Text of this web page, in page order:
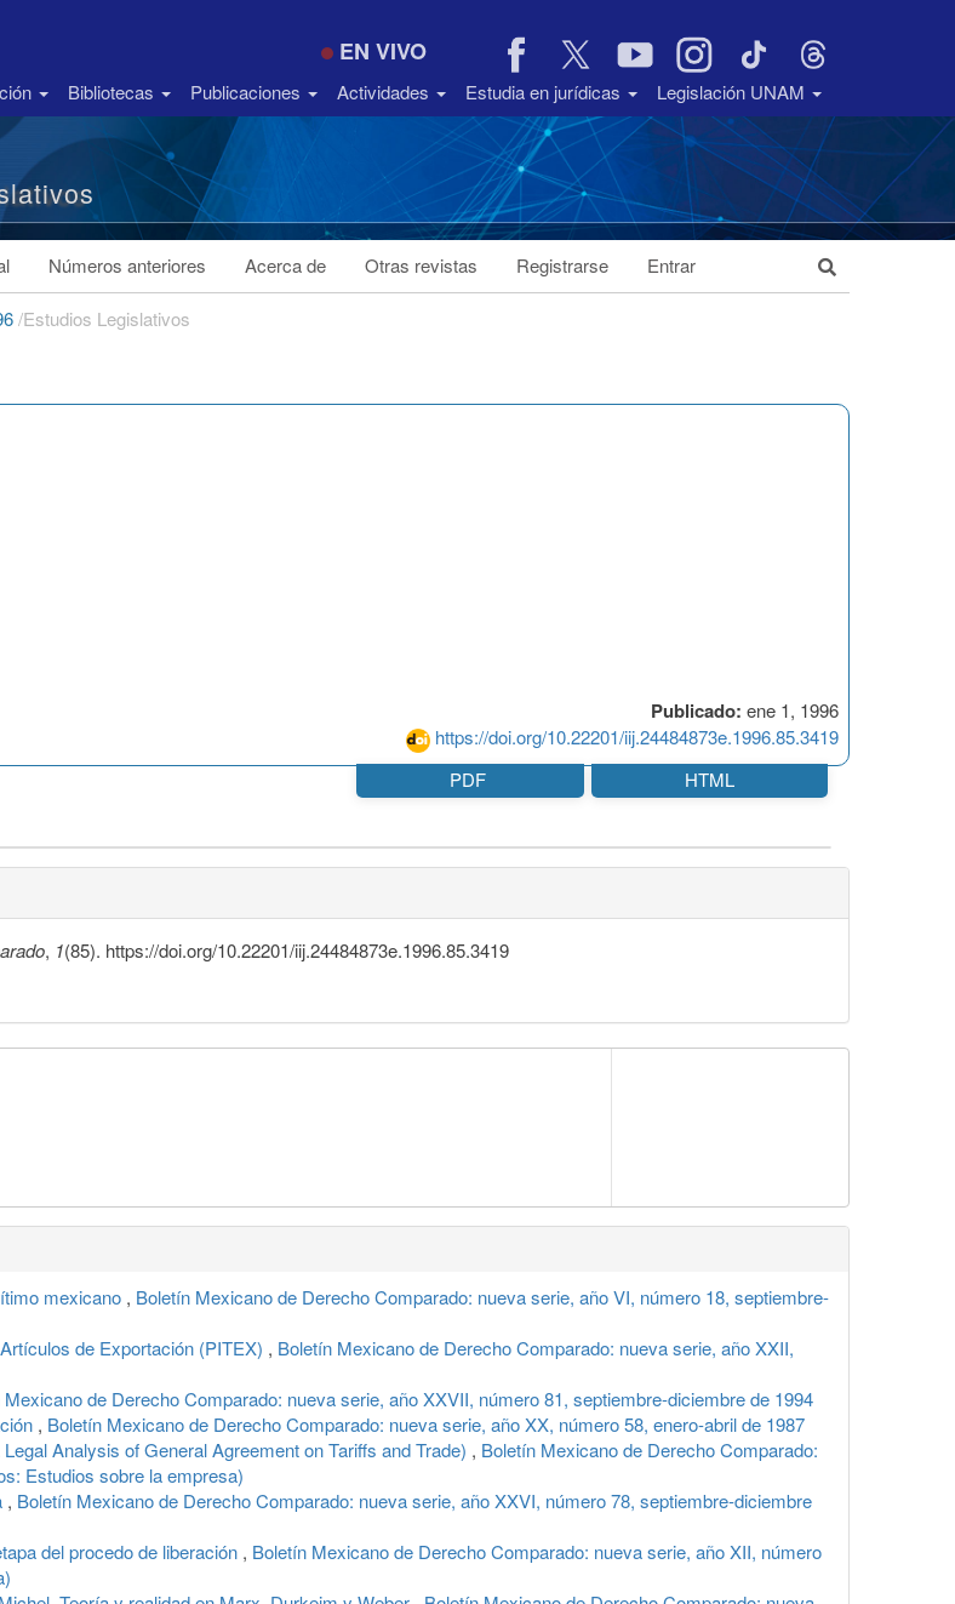
EN VIVO
Bibliotecas Publicaciones Actividades Estudia en jurídicas Legislación UNAM
Números anteriores Acerca de Otras revistas Registrarse Entrar
/Estudios Legislativos
Publicado: ene 1, 1996
https://doi.org/10.22201/iij.24484873e.1996.85.3419
PDF HTML
, 1(85). https://doi.org/10.22201/iij.24484873e.1996.85.3419
mexicano , Boletín Mexicano de Derecho Comparado: nueva serie, año VI, número 18, septiembre-
de Exportación (PITEX) , Boletín Mexicano de Derecho Comparado: nueva serie, año XXII,
Mexicano de Derecho Comparado: nueva serie, año XXVII, número 81, septiembre-diciembre de 1994
, Boletín Mexicano de Derecho Comparado: nueva serie, año XX, número 58, enero-abril de 1987
Analysis of General Agreement on Tariffs and Trade) , Boletín Mexicano de Derecho Comparado:
Estudios sobre la empresa)
, Boletín Mexicano de Derecho Comparado: nueva serie, año XXVI, número 78, septiembre-diciembre
del procedo de liberación , Boletín Mexicano de Derecho Comparado: nueva serie, año XII, número